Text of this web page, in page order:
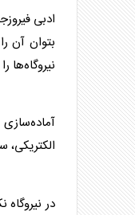
ادبی
بتوان آن
نیروگاه‌ها
در